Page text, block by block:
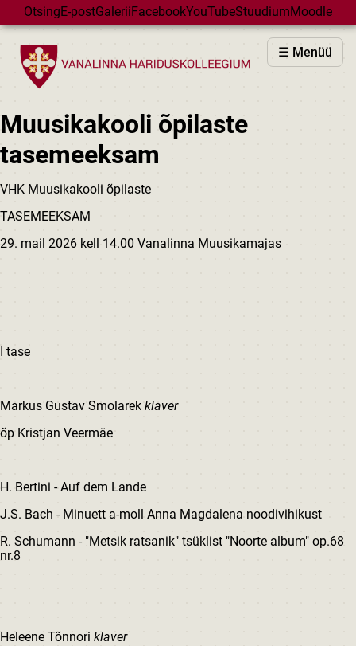
Skip to main content
OtsingE-postGaleriiFacebookYouTubeStuudiumMoodle
☰ Menüü
VHK
VASTUVÕTT
GÜMNAASIUM
MAJAD
Muusikakooli õpilaste
tasemeeksam
VHK Muusikakooli õpilaste
TASEMEEKSAM
29. mail 2026 kell 14.00 Vanalinna Muusikamajas
I tase
Markus Gustav Smolarek klaver
õp Kristjan Veermäe
H. Bertini - Auf dem Lande
J.S. Bach - Minuett a-moll Anna Magdalena noodivihikust
R. Schumann - "Metsik ratsanik" tsüklist "Noorte album" op.68
nr.8
Heleene Tõnnori klaver